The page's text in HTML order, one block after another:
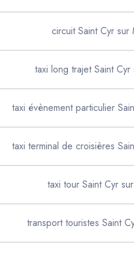
circuit Saint Cyr sur
taxi long trajet Saint
taxi évènement particulier
taxi terminal de croisières
taxi tour Saint Cyr
transport touristes Saint